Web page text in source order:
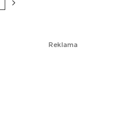
Reklama